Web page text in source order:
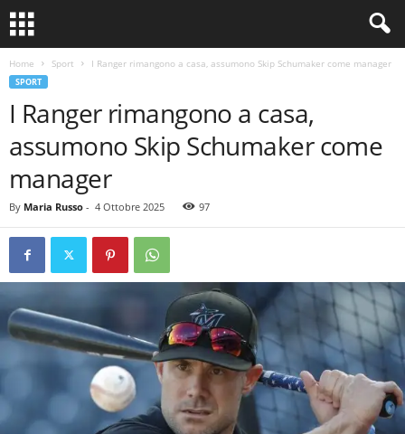
Home Sport I Ranger rimangono a casa, assumono Skip Schumaker come manager
SPORT
I Ranger rimangono a casa,
assumono Skip Schumaker come
manager
By Maria Russo - 4 Ottobre 2025 97